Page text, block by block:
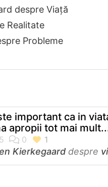
despre Viață
Realitate
Probleme
important ca in
apropii tot mai
Kierkegaard despre